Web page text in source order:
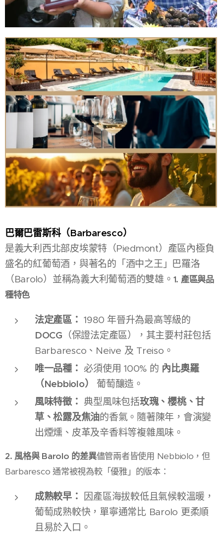
巴爾巴雷斯科（Barbaresco）
是義大利西北部皮埃蒙特（Piedmont）產區內極負
盛名的紅葡萄酒，與著名的「酒中之王」巴羅洛
（Barolo）並稱為義大利葡萄酒的雙雄。 1. 產區與品
種特色
法定產區： 1980 年晉升為最高等級的
DOCG （保證法定產區），其主要村莊包括
Barbaresco、Neive 及 Treiso。
唯一品種： 必須使用 100% 的 內比奧羅
（Nebbiolo）
葡萄釀造。
風味特徵： 典型風味包括玫瑰、櫻桃、甘
草、松露及焦油的香氣。隨著陳年，會演變
出煙燻、皮革及辛香料等複雜風味。
2. 風格與 Barolo 的差異儘管兩者皆使用 Nebbiolo，但
Barbaresco 通常被視為較「優雅」的版本：
成熟較早：
因產區海拔較低且氣候較溫暖，
葡萄成熟較快，單寧通常比 Barolo 更柔順
且易於入口。